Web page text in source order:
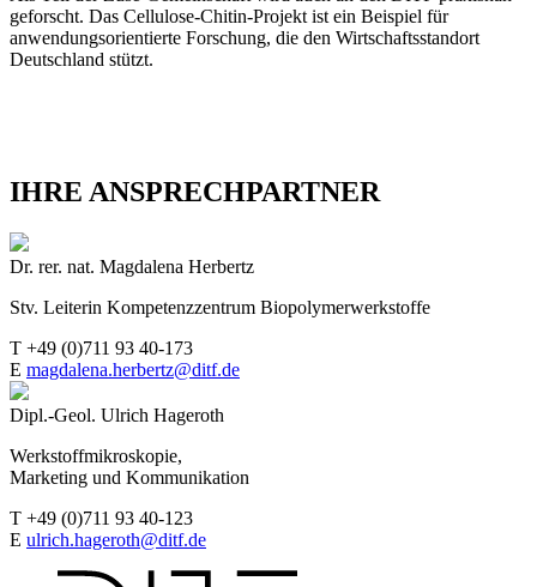
geforscht. Das Cellulose-Chitin-Projekt ist ein Beispiel für
anwendungsorientierte Forschung, die den Wirtschaftsstandort
Deutschland stützt.
IHRE ANSPRECHPARTNER
Dr. rer. nat. Magdalena Herbertz
Stv. Leiterin Kompetenzzentrum Biopolymerwerkstoffe
T +49 (0)711 93 40-173
E magdalena.herbertz@ditf.de
Dipl.-Geol. Ulrich Hageroth
Werkstoffmikroskopie,
Marketing und Kommunikation
T +49 (0)711 93 40-123
E ulrich.hageroth@ditf.de